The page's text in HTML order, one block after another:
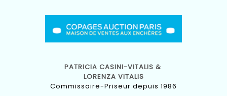
PATRICIA CASINI-VITALIS &
LORENZA VITALIS
Commissaire-Priseur depuis 1986